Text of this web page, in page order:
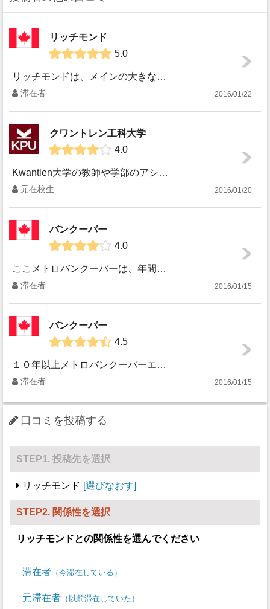
リッチモンド
5.0
リッチモンドは、メインの大きな島、バンクーバー国際空港の島、周囲の小さな島々から成る、川と海に囲まれた都市です。ローカルの人たちにとってはお馴染みの場所で...
滞在者 2016/01/22
クワントレン工科大学
4.0
Kwantlen大学の教師や学部のアシスタント講師について： もちろん全ての先生が良いとか自分と合うわけではないのですが、２学部を卒業して数々の先生とかか...
元在校生 2016/01/20
バンクーバー
4.0
ここメトロバンクーバーは、年間の平均気温が１０-１１℃と国内１温暖な気候なので、カナダではどこよりもいちばん生活しやすい環境と思います。だいたい6月から８...
滞在者 2016/01/15
バンクーバー
4.5
１０年以上メトロバンクーバーエリアに住んでいます。メトロバンクーバー(もしくはグレーターバンクーバー)は、バンクーバーを中心にした周辺都市一帯のことを言い...
滞在者 2016/01/15
口コミを投稿する
STEP1. 投稿先を選択
リッチモンド 選びなおす
STEP2. 関係性を選択
リッチモンドとの関係性を選んでください
滞在者 今滞在している
元滞在者 以前滞在していた